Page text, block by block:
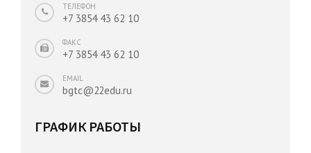
ТЕЛЕФОН
+7 3854 43 62 10
ФАКС
+7 3854 43 62 10
EMAIL
bgtc@22edu.ru
ГРАФИК РАБОТЫ